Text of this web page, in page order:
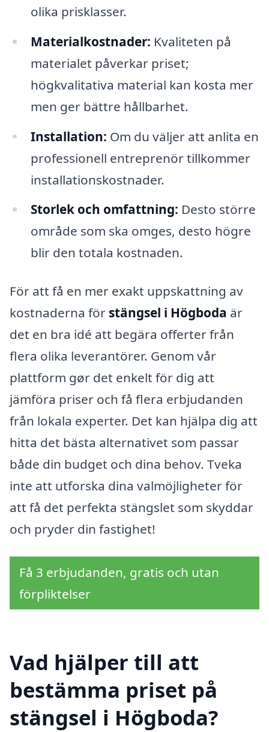
olika prisklasser.
Materialkostnader: Kvaliteten på
materialet påverkar priset;
högkvalitativa material kan kosta mer
men ger bättre hållbarhet.
Installation: Om du väljer att anlita en
professionell entreprenör tillkommer
installationskostnader.
Storlek och omfattning: Desto större
område som ska omges, desto högre
blir den totala kostnaden.
För att få en mer exakt uppskattning av
kostnaderna för stängsel i Högboda är
det en bra idé att begära offerter från
flera olika leverantörer. Genom vår
plattform gør det enkelt för dig att
jämföra priser och få flera erbjudanden
från lokala experter. Det kan hjälpa dig att
hitta det bästa alternativet som passar
både din budget och dina behov. Tveka
inte att utforska dina valmöjligheter för
att få det perfekta stängslet som skyddar
och pryder din fastighet!
Få 3 erbjudanden, gratis och utan
förpliktelser
Vad hjälper till att
bestämma priset på
stängsel i Högboda?